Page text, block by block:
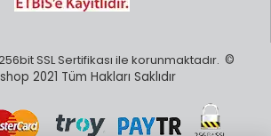
SSL Sertifikası ile korunmaktadır. ©
2021 Tüm Hakları Saklıdır